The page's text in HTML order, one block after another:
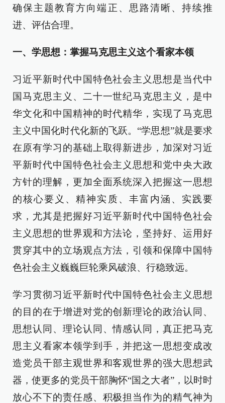
确保主题教育方向端正、思路清晰、持续推
进、评估合理。
一、学思想：掌握马克思主义这个看家本领
习近平新时代中国特色社会主义思想是当代中
国马克思主义、二十一世纪马克思主义，是中
华文化和中国精神的时代精华，实现了马克思
主义中国化时代化新的飞跃。“学思想”就是要求
在原有学习的基础上取得新进步，加深对习近
平新时代中国特色社会主义思想和党中央大政
方针的理解，更加全面系统深入把握这一思想
的核心要义、精神实质、丰富内涵、实践要
求，尤其是把握好习近平新时代中国特色社会
主义思想的世界观和方法论，坚持好、运用好
贯穿其中的立场观点方法，引领和保障中国特
色社会主义巍巍巨轮乘风破浪、行稳致远。
学习贯彻习近平新时代中国特色社会主义思想
的目的在于增进对党的创新理论的政治认同、
思想认同、理论认同、情感认同，真正把马克
思主义看家本领学到手，并把这一思想变成改
造党员干部主观世界和客观世界的强大思想武
器，使更多的党员干部胸怀“国之大者”，以时时
放心不下的责任感、积极担当作为的精气神为